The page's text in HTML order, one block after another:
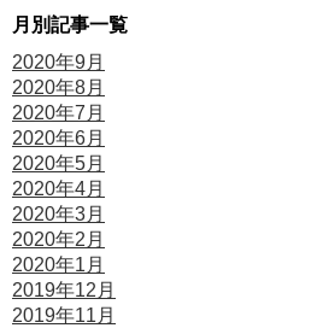
月別記事一覧
2020年9月
2020年8月
2020年7月
2020年6月
2020年5月
2020年4月
2020年3月
2020年2月
2020年1月
2019年12月
2019年11月